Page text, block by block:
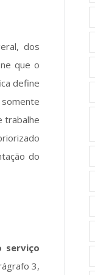
dos
que o
define
trabalhe
do
serviço
3,